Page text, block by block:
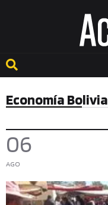
Economía Bolivia
06
AGO